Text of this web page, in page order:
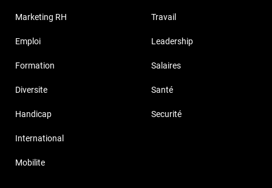
Marketing RH
Emploi
Formation
Diversite
Handicap
International
Mobilite
Travail
Leadership
Salaires
Santé
Securité